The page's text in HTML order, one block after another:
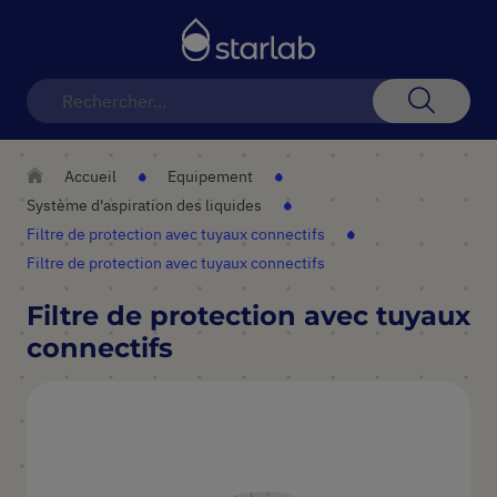
Accueil
Equipement
Système d'aspiration des liquides
Filtre de protection avec tuyaux connectifs
Filtre de protection avec tuyaux connectifs
Filtre de protection avec tuyaux
connectifs